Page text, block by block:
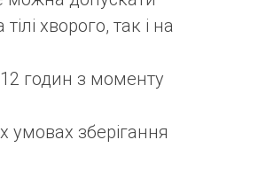
хворого, так і на
12 годин з моменту
умовах зберігання